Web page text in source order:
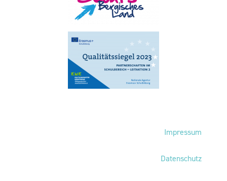
Impressum
Datenschutz